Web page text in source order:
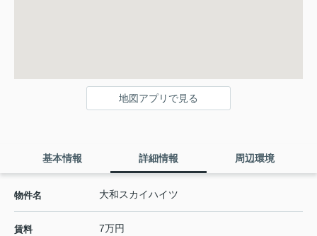
地図アプリで見る
基本情報 詳細情報 周辺環境
物件名 大和スカイハイツ
賃料 7万円